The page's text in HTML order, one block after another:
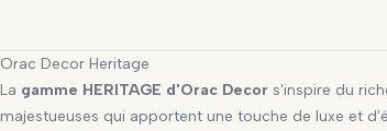
Orac Decor Heritage
La gamme HERITAGE d'Orac Decor s'inspire du
majestueuses qui apportent une touche de luxe et